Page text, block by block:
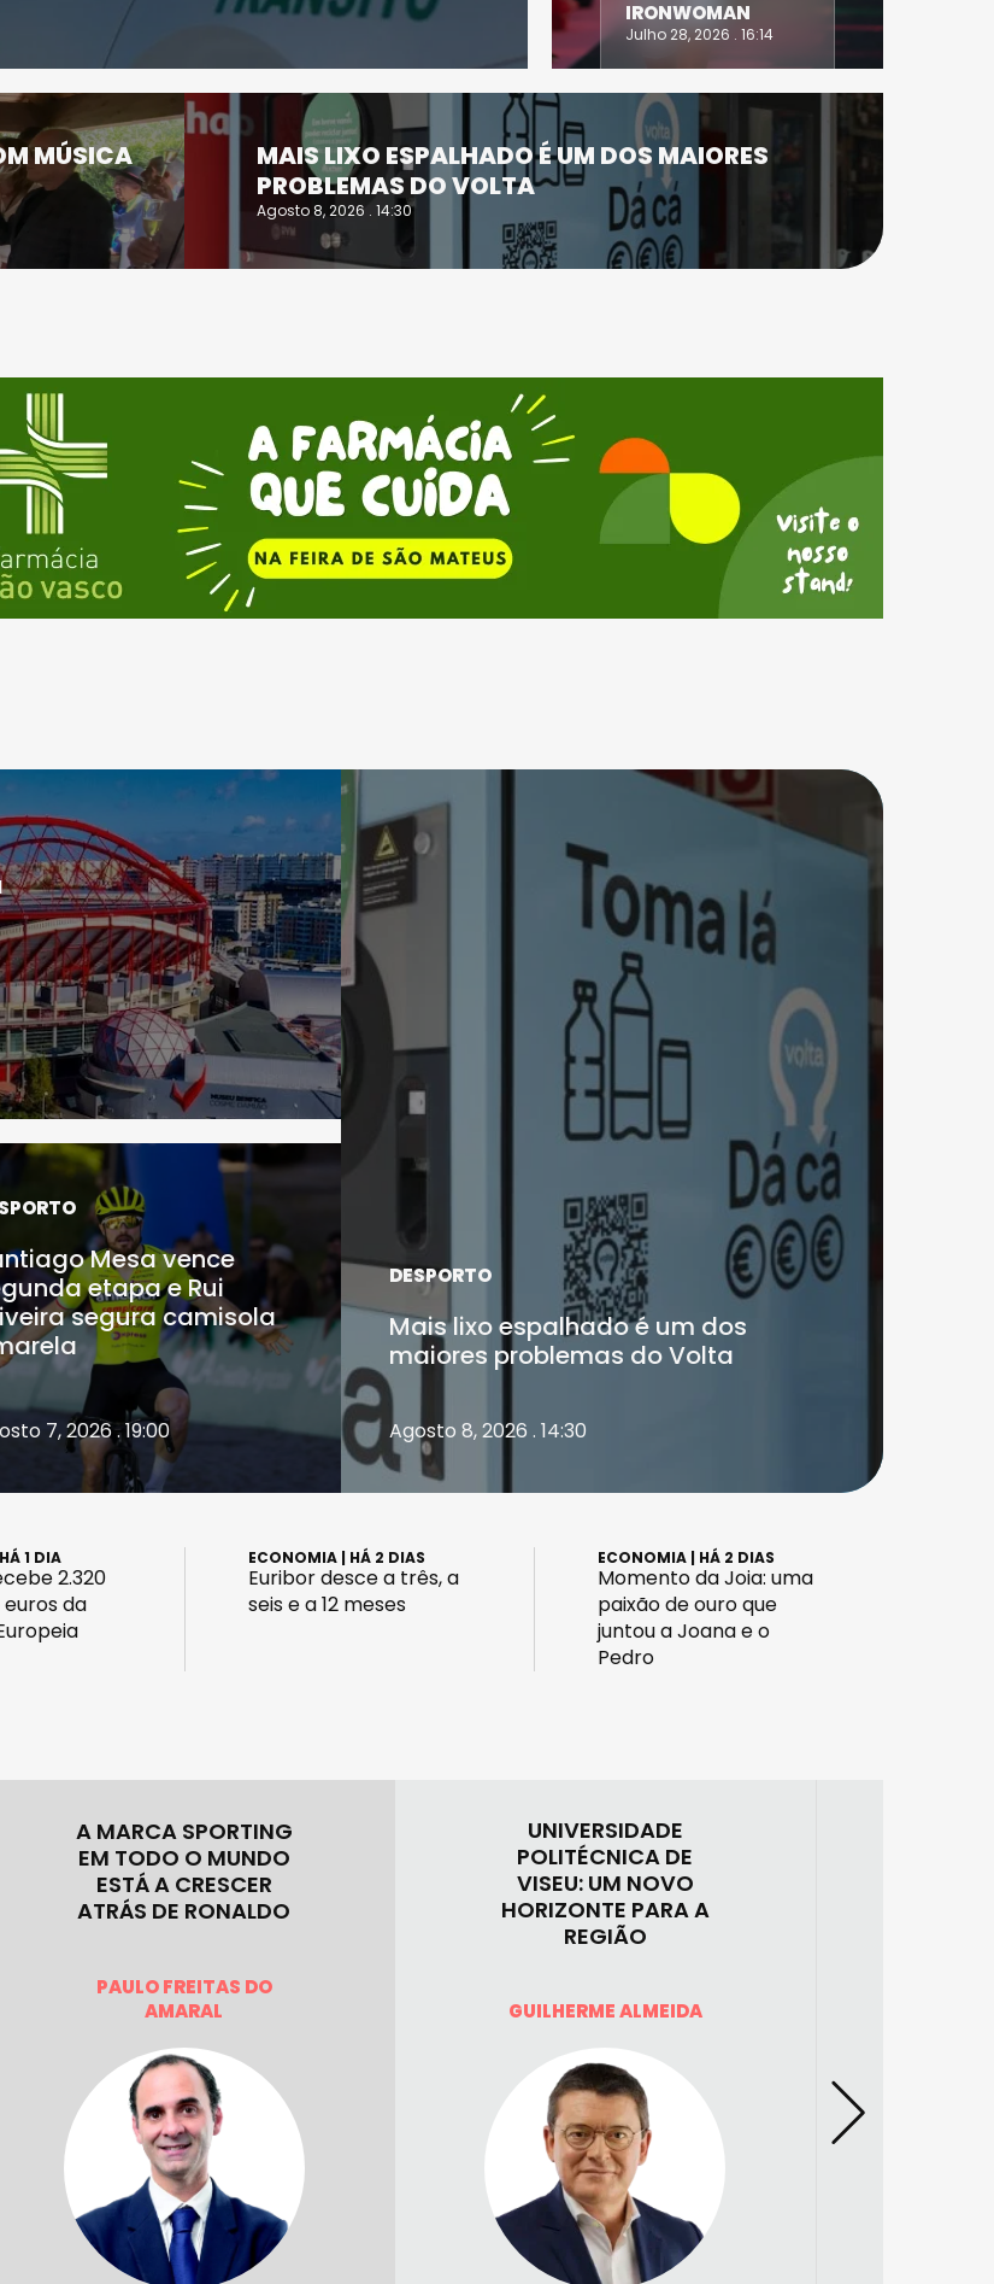
2026 . 11:00
SEXTA-FEIRA
IRONWOMAN
Julho 28, 2026 . 16:14
MÚSICA
MAIS LIXO ESPALHADO É UM DOS MAIORES
PROBLEMAS DO VOLTA
Agosto 8, 2026 . 14:30
Mesa vence
etapa e Rui
segura camisola
7, 2026 . 19:00
DESPORTO
Mais lixo espalhado é um dos
maiores problemas do Volta
Agosto 8, 2026 . 14:30
1 DIA
2.320
da
ECONOMIA| HÁ 2 DIAS
Euribor desce a três, a
seis e a 12 meses
ECONOMIA| HÁ 2 DIAS
Momento da Joia: uma
paixão de ouro que
juntou a Joana e o
Pedro
A MARCA SPORTING
EM TODO O MUNDO
ESTÁ A CRESCER
ATRÁS DE RONALDO
PAULO FREITAS DO
AMARAL
UNIVERSIDADE
POLITÉCNICA DE
VISEU: UM NOVO
HORIZONTE PARA A
REGIÃO
GUILHERME ALMEIDA